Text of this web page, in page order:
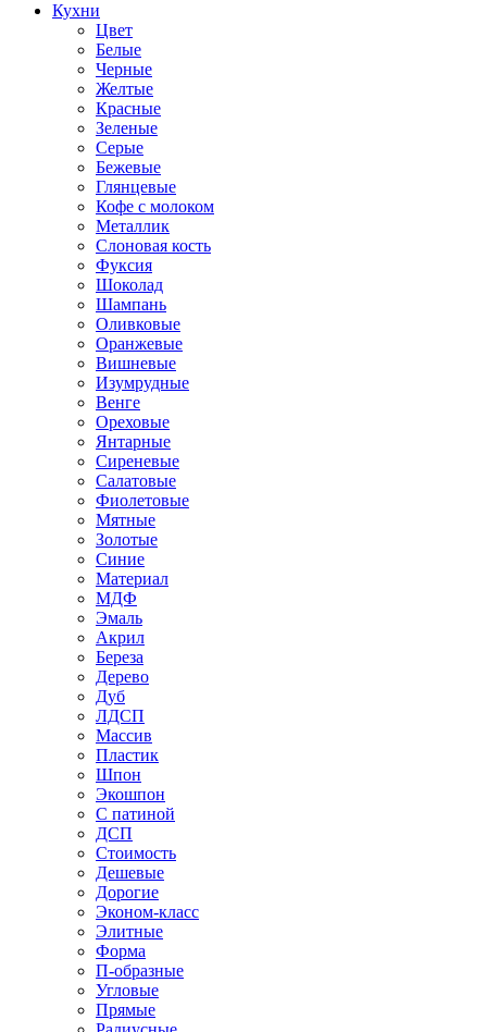
Кухни
Цвет
Белые
Черные
Желтые
Красные
Зеленые
Серые
Бежевые
Глянцевые
Кофе с молоком
Металлик
Слоновая кость
Фуксия
Шоколад
Шампань
Оливковые
Оранжевые
Вишневые
Изумрудные
Венге
Ореховые
Янтарные
Сиреневые
Салатовые
Фиолетовые
Мятные
Золотые
Синие
Материал
МДФ
Эмаль
Акрил
Береза
Дерево
Дуб
ЛДСП
Массив
Пластик
Шпон
Экошпон
С патиной
ДСП
Стоимость
Дешевые
Дорогие
Эконом-класс
Элитные
Форма
П-образные
Угловые
Прямые